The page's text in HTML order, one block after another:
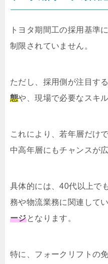
トヨタ期間工の採用基準
制限されていません。
ただし、採用側が注目す
態や、現場で必要なスキル
これにより、若年層だけ
中高年層にもチャンスが
具体的には、40代以上で
務や物流業務に関連して
ージとなります。
特に、フォークリフトの